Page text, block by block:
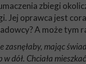
zbiegi
oprawca jest
A może tym
mając
Chciała